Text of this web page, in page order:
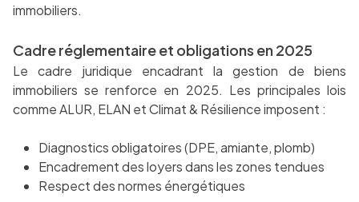
immobiliers.
Cadre réglementaire et obligations en 2025
Le cadre juridique encadrant la gestion de biens
immobiliers se renforce en 2025. Les principales lois
comme ALUR, ELAN et Climat & Résilience imposent :
Diagnostics obligatoires (DPE, amiante, plomb)
Encadrement des loyers dans les zones tendues
Respect des normes énergétiques